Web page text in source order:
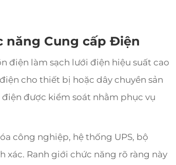
năng Cung cấp Điện
điện làm sạch lưới điện hiệu suất cao
cho thiết bị hoặc dây chuyền sản
được kiểm soát nhằm phục vụ
công nghiệp, hệ thống UPS, bộ
Ranh giới chức năng rõ ràng này